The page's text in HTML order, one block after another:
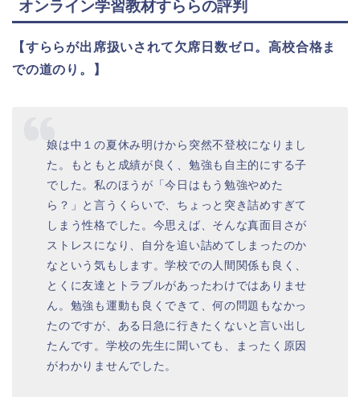
オンライン学習教材すららの評判
【すららが出席扱いされて欠席日数ゼロ。高校合格ま
での道のり。】
娘は中１の夏休み明けから突然不登校になりまし
た。もともと成績が良く、勉強も自主的にする子
でした。私のほうが「今日はもう勉強やめた
ら？」と言うくらいで、ちょっと突き詰めすぎて
しまう性格でした。今思えば、そんな真面目さが
ストレスになり、自分を追い詰めてしまったのか
なという気もします。学校での人間関係も良く、
とくに友達とトラブルがあったわけではありませ
ん。勉強も運動も良くできて、何の問題もなかっ
たのですが、ある日急に行きたくないと言い出し
たんです。学校の先生に聞いても、まったく原因
がわかりませんでした。